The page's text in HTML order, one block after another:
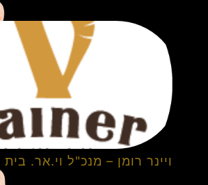
ויינר רומן – מנכ"ל וי.אר.